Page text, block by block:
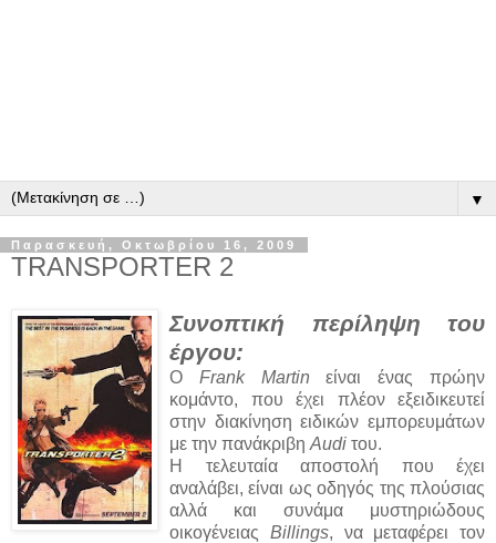
▼
Παρασκευή, Οκτωβρίου 16, 2009
TRANSPORTER 2
Συνοπτική περίληψη του
έργου:
O Frank Martin είναι ένας πρώην
κομάντο, που έχει πλέον εξειδικευτεί
στην διακίνηση ειδικών εμπορευμάτων
με την πανάκριβη Audi του.
Η τελευταία αποστολή που έχει
αναλάβει, είναι ως οδηγός της πλούσιας
αλλά και συνάμα μυστηριώδους
οικογένειας Billings, να μεταφέρει τον